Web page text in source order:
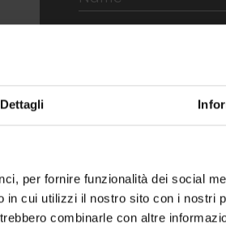
Dettagli
per fornire funzionalità dei social
cui utilizzi il nostro sito con i nostri
combinarle con altre